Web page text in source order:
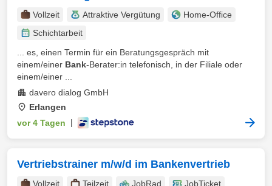
Vollzeit Attraktive Vergütung
Home-Office
Schichtarbeit
... es, einen Termin für ein Beratungsgespräch mit
einem/einer Bank-Berater:in telefonisch, in der Filiale oder
einem/einer ...
davero dialog GmbH
Erlangen
vor 4 Tagen
Vertriebstrainer m/w/d im Bankenvertrieb
Vollzeit Teilzeit JobRad
JobTicket